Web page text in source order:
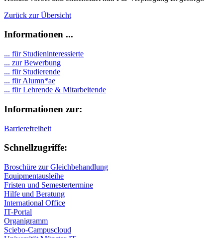
Zurück zur Übersicht
Informationen ...
... für Studieninteressierte
... zur Bewerbung
... für Studierende
... für Alumn*ae
... für Lehrende & Mitarbeitende
Informationen zur:
Barrierefreiheit
Schnellzugriffe:
Broschüre zur Gleichbehandlung
Equipmentausleihe
Fristen und Semestertermine
Hilfe und Beratung
International Office
IT-Portal
Organigramm
Sciebo-Campuscloud